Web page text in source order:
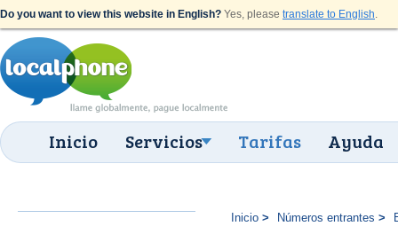
Do you want to view this website in English? Yes, please translate to English.
Inicio Servicios Tarifas Ayuda
Inicio Números entrantes